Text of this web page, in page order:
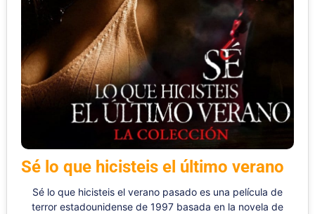
Sé lo que hicisteis el último verano
Sé lo que hicisteis el verano pasado es una película de
terror estadounidense de 1997 basada en la novela de